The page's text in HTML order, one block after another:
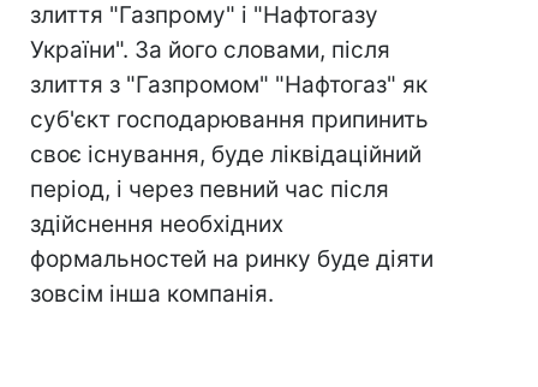
злиття "Газпрому" і "Нафтогазу
України". За його словами, після
злиття з "Газпромом" "Нафтогаз" як
суб'єкт господарювання припинить
своє існування, буде ліквідаційний
період, і через певний час після
здійснення необхідних
формальностей на ринку буде діяти
зовсім інша компанія.